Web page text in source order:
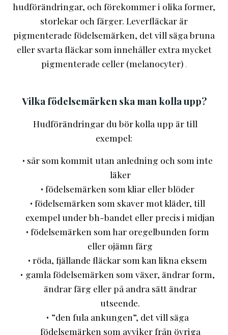
hudförändringar, och förekommer i olika former,
storlekar och färger. Leverfläckar är
pigmenterade födelsemärken, det vill säga bruna
eller svarta fläckar som innehåller extra mycket
pigmenterade celler (melanocyter) .
Vilka födelsemärken ska man kolla upp?
Hudförändringar du bör kolla upp är till
exempel:
sår som kommit utan anledning och som inte
läker
födelsemärken som kliar eller blöder
födelsemärken som skaver mot kläder, till
exempel under bh-bandet eller precis i midjan
födelsemärken som har oregelbunden form
eller ojämn färg
röda, fjällande fläckar som kan likna eksem
gamla födelsemärken som växer, ändrar form,
ändrar färg eller på andra sätt ändrar
utseende.
”den fula ankungen”, det vill säga
födelsemärken som avviker från övriga